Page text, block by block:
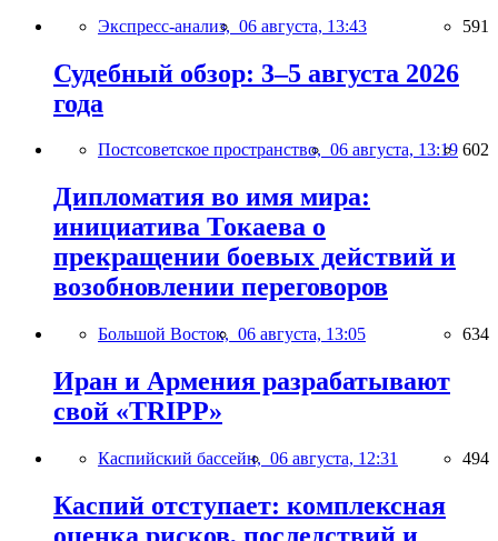
Экспресс-анализ, 06 августа, 13:43 591
Судебный обзор: 3–5 августа 2026
года
Постсоветское пространство, 06 августа, 13:19 602
Дипломатия во имя мира:
инициатива Токаева о
прекращении боевых действий и
возобновлении переговоров
Большой Восток, 06 августа, 13:05 634
Иран и Армения разрабатывают
свой «TRIPP»
Каспийский бассейн, 06 августа, 12:31 494
Каспий отступает: комплексная